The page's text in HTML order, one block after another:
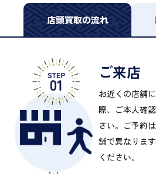
店頭買取の流れ
ご来店
お近くの店舗
際、ご本人確
さい。ご予約
舗で異なりま
ください。